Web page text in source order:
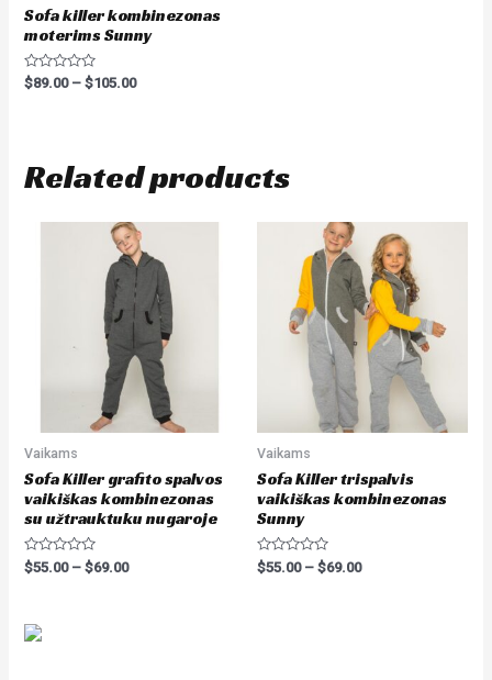
Sofa killer kombinezonas
moterims Sunny
Rated
0
$89.00–$105.00
Related products
Vaikams
Sofa Killer grafito spalvos
vaikiškas kombinezonas
su užtrauktuku nugaroje
Rated
0
$55.00–$69.00
Vaikams
Sofa Killer trispalvis
vaikiškas kombinezonas
Sunny
Rated
0
$55.00– $69.00